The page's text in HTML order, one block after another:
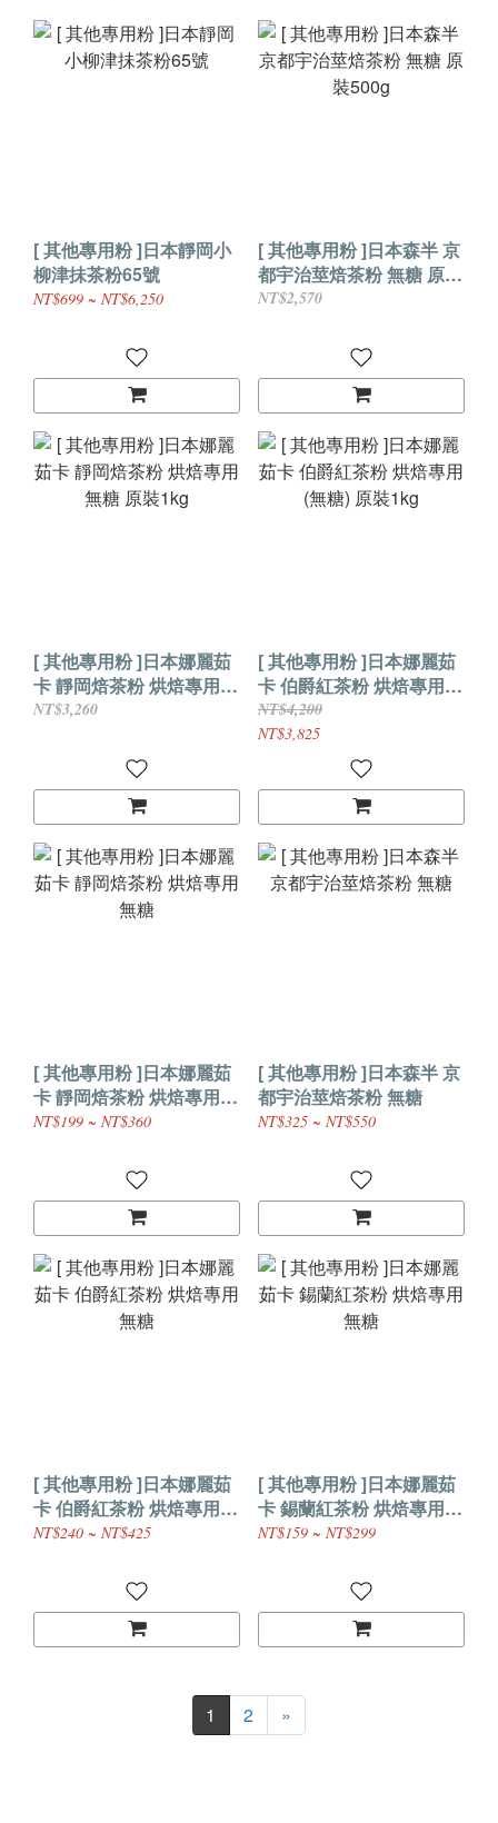
[ 其他專用粉 ]日本靜岡小
柳津抺茶粉65號
NT$699 ~ NT$6,250
[ 其他專用粉 ]日本森半 京
都宇治莖焙茶粉 無糖 原裝
500g
NT$2,570
[ 其他專用粉 ]日本娜麗茹
卡 靜岡焙茶粉 烘焙專用
無糖 原裝1kg
NT$3,260
[ 其他專用粉 ]日本娜麗茹
卡 伯爵紅茶粉 烘焙專用
(無糖) 原裝1kg
NT$4,200
NT$3,825
[ 其他專用粉 ]日本娜麗茹
卡 靜岡焙茶粉 烘焙專用
無糖
NT$199 ~ NT$360
[ 其他專用粉 ]日本森半 京
都宇治莖焙茶粉 無糖
NT$325 ~ NT$550
[ 其他專用粉 ]日本娜麗茹
卡 伯爵紅茶粉 烘焙專用
無糖
NT$240 ~ NT$425
[ 其他專用粉 ]日本娜麗茹
卡 錫蘭紅茶粉 烘焙專用
無糖
NT$159 ~ NT$299
1 2 »